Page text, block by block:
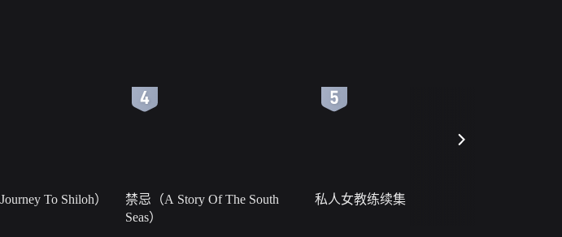
To Shiloh）
禁忌（A Story Of The South
Seas）
私人女教练续集